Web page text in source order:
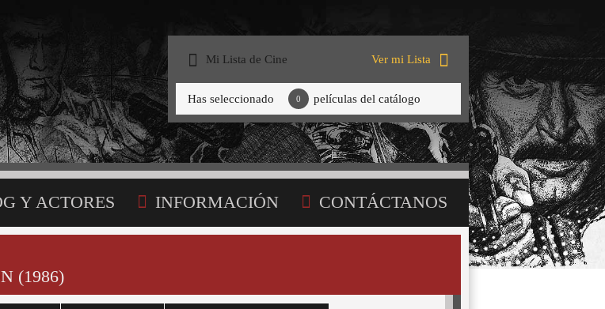
Mi Lista de Cine Ver mi Lista
Has seleccionado 0 películas del catálogo
Y ACTORES INFORMACIÓN CONTÁCTANOS
(1986)